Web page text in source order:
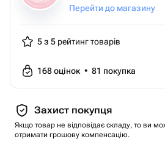
Перейти до магазину
5 з 5 рейтинг товарів
168оцінок • 81 покупка
Захист покупця
Якщо товар не відповідає складу, то ви
отримати грошову компенсацію.